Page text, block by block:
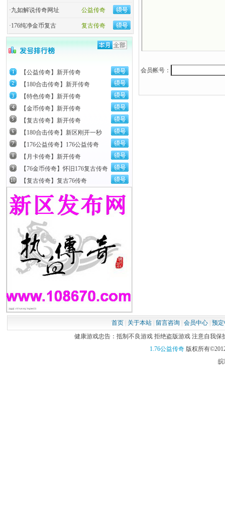
公益传奇
·九如解说传奇网址
复古传奇
·176纯净金币复古
【公益传奇】新开传奇
【180合击传奇】新开传奇
【特色传奇】新开传奇
【金币传奇】新开传奇
【复古传奇】新开传奇
【180合击传奇】新区刚开一秒
【176公益传奇】176公益传奇
【月卡传奇】新开传奇
【76金币传奇】怀旧176复古传奇
【复古传奇】复古76传奇
土城超药，
内置挂机空
人升级方式。
版本里有内
挂机，只是
会员帐号：
首页| 关于本站| 留言咨询 会员中心| 预
健康游戏忠告：抵制不良游戏 拒绝盗版游戏 注意自我保
1.76公益传奇版权所有
皖